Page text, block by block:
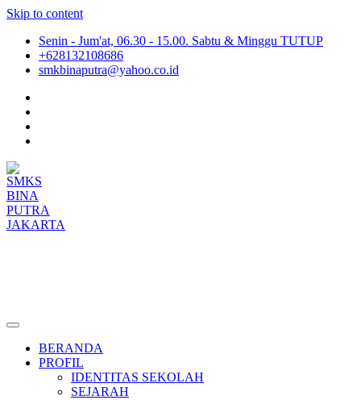
Skip to content
Senin - Jum'at, 06.30 - 15.00. Sabtu & Minggu TUTUP
+628132108686
smkbinaputra@yahoo.co.id
BERANDA
PROFIL
IDENTITAS SEKOLAH
SEJARAH